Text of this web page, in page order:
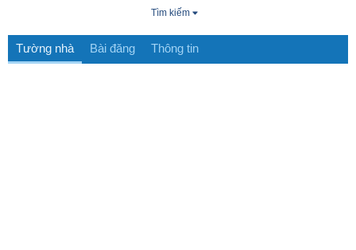
Tìm kiếm
Tường nhà Bài đăng Thông tin